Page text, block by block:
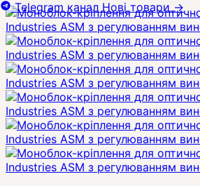
Telegram канал Нові товари→